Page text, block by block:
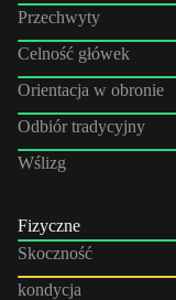
Przechwyty
Celność główek
Orientacja w obronie
Odbiór tradycyjny
Wślizg
Fizyczne
Skoczność
kondycja